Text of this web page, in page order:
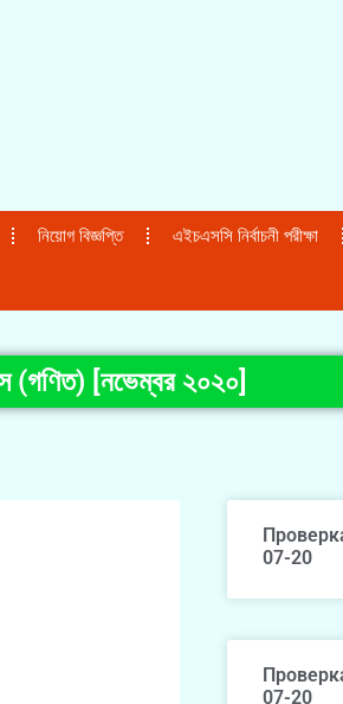
নিয়োগ বিজ্ঞপ্তি এইচএসসি নির্বাচনী পরীক্ষা
(গণিত) [নভেম্বর ২০২০]
07-20
07-20